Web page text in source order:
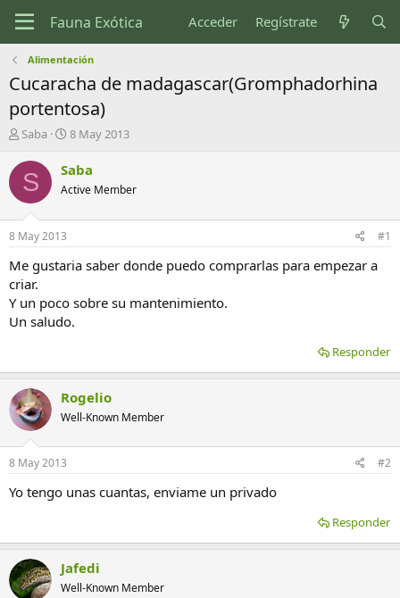
Acceder Regístrate
Alimentación
Cucaracha de madagascar(Gromphadorhina
portentosa)
I
i
c
i
d
o
r
d
e
l
t
a
Saba
F
c
a
n
i
o
8 May 2013
S Saba
Active Member
8 May 2013 #1
Me gustaria saber donde puedo comprarlas para empezar a
criar.
Y un poco sobre su mantenimiento.
Un saludo.
Responder
Rogelio
Well-Known Member
8 May 2013 #2
Yo tengo unas cuantas, enviame un privado
Responder
Jafedi
Well-Known Member